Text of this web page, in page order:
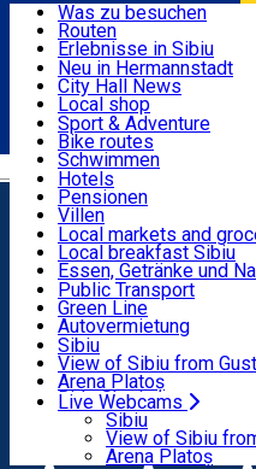
Română
Nützliche informationen
Aktivitäten & Abenteuer
Unterkunft
Essen, Getränke &
Transport & Parken
Live Webcams
Was zu besuchen
Routen
Erlebnisse in Sibiu
Podcast
Kultur
Museen
Kirchen
Parks, Zoo
Im Umkreis von
Neu in Hermannstadt
City Hall News
Local shop
Sibiu Handwerker
Sibiul Verde
Public services
Bildung
Wie komme ich nach
Touristeninfo
Reiseführer
Guided tours
Local publication
Schönheitssalon
Sport & Adventure
Bike routes
Schwimmen
Reiten
Fitnessstudio
Loc de joacă indoor
Loc de joacă outdoor
Ski
Eislaufen
Yoga
Hotels
Pensionen
Villen
Hostels
Motels
Camping
Zimmer zu vermieten
Wohnungen
Unterkunft außerhalb
Local markets and
Local breakfast Sibiu
Essen, Getränke und
Pizza
Fast Food
Kaffeestube
Konditorei
Pub, Bar
Nachtclubs
Bäckerei
Public Transport
Green Line
Autovermietung
Fahrad verleih
Scooter rentals
Taxi
Ride Sharing
Park-Tickets
Parkplätze
Ladestationen für
Sibiu
View of Sibiu from
Arena Platoș
Live Webcams
Sibiu
View of Sibiu
Arena Platoș
Home Parking ticket spot